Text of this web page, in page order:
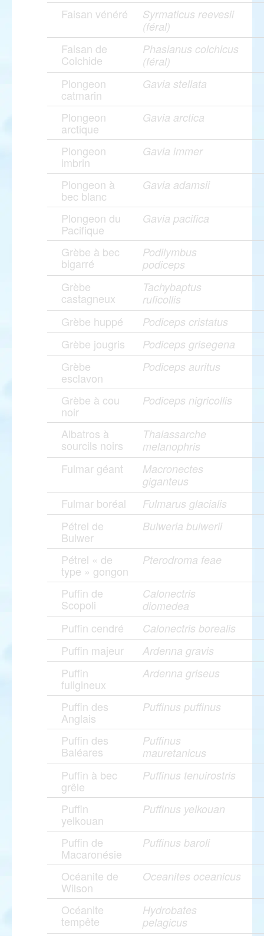
Faisan vénéré
Syrmaticus reevesii
(féral)
Faisan de
Colchide
Phasianus colchicus
(féral)
Plongeon
catmarin
Gavia stellata
Plongeon
arctique
Gavia arctica
Plongeon
imbrin
Gavia immer
Plongeon à
bec blanc
Gavia adamsii
Plongeon du
Pacifique
Gavia pacifica
Grèbe à bec
bigarré
Podilymbus
podiceps
Grèbe
castagneux
Tachybaptus
ruficollis
Grèbe huppé Podiceps cristatus
Grèbe jougris Podiceps grisegena
Grèbe
esclavon
Podiceps auritus
Grèbe à cou
noir
Podiceps nigricollis
Albatros à
sourcils noirs
Thalassarche
melanophris
Fulmar géant
Macronectes
giganteus
Fulmar boréal Fulmarus glacialis
Pétrel de
Bulwer
Bulweria bulwerii
Pétrel « de
type » gongon
Pterodroma feae
Puffin de
Scopoli
Calonectris
diomedea
Puffin cendré Calonectris borealis
Puffin majeur Ardenna gravis
Puffin
fuligineux
Ardenna griseus
Puffin des
Anglais
Puffinus puffinus
Puffin des
Baléares
Puffinus
mauretanicus
Puffin à bec
grêle
Puffinus tenuirostris
Puffin
yelkouan
Puffinus yelkouan
Puffin de
Macaronésie
Puffinus baroli
Océanite de
Wilson
Oceanites oceanicus
Océanite
tempête
Hydrobates
pelagicus